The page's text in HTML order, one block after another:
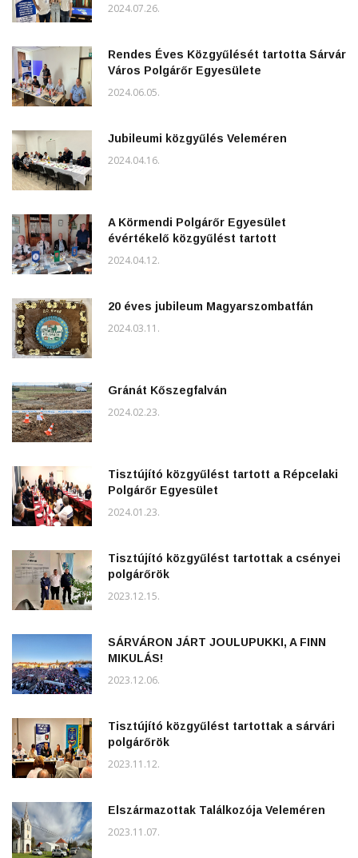
2024.07.26.
Rendes Éves Közgyűlését tartotta Sárvár
Város Polgárőr Egyesülete
2024.06.05.
Jubileumi közgyűlés Veleméren
2024.04.16.
A Körmendi Polgárőr Egyesület
évértékelő közgyűlést tartott
2024.04.12.
20 éves jubileum Magyarszombatfán
2024.03.11.
Gránát Kőszegfalván
2024.02.23.
Tisztújító közgyűlést tartott a Répcelaki
Polgárőr Egyesület
2024.01.23.
Tisztújító közgyűlést tartottak a csényei
polgárőrök
2023.12.15.
SÁRVÁRON JÁRT JOULUPUKKI, A FINN
MIKULÁS!
2023.12.06.
Tisztújító közgyűlést tartottak a sárvári
polgárőrök
2023.11.12.
Elszármazottak Találkozója Veleméren
2023.11.07.